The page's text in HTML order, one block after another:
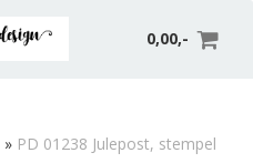
0,00,-
» PD 01238 Julepost, stempel